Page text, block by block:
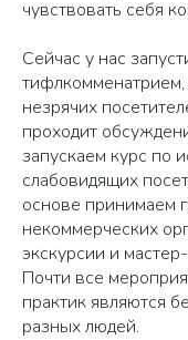
чувствовать себя
Сейчас у нас
незрячих
проходит
запускаем курс по
слабовидящих
основе принимаем
некоммерческих
экскурсии и
Почти все
практик являются
разных людей.